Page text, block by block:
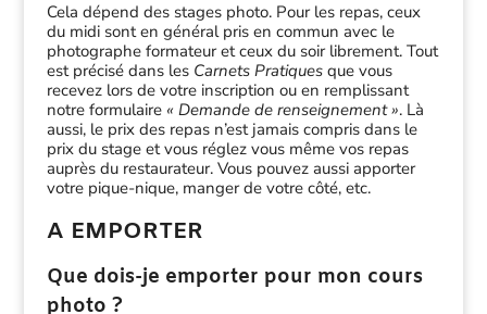
Cela dépend des stages photo. Pour les repas, ceux
du midi sont en général pris en commun avec le
photographe formateur et ceux du soir librement. Tout
est précisé dans les Carnets Pratiquesque vous
recevez lors de votre inscription ou en remplissant
notre formulaire « Demande de renseignement ». Là
aussi, le prix des repas n’est jamais compris dans le
prix du stage et vous réglez vous même vos repas
auprès du restaurateur. Vous pouvez aussi apporter
votre pique-nique, manger de votre côté, etc.
A EMPORTER
Que dois-je emporter pour mon cours
photo ?